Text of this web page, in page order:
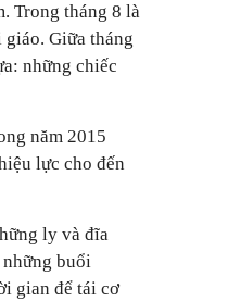
Trong tháng 8 là
Giữa tháng
những chiếc
năm 2015
lực cho đến
ly và đĩa
những buổi
gian để tái cơ